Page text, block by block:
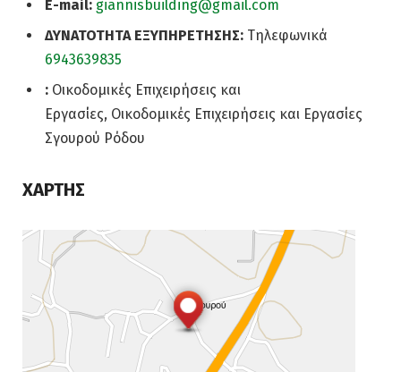
E-mail: giannisbuilding@gmail.com
ΔΥΝΑΤΟΤΗΤΑ ΕΞΥΠΗΡΕΤΗΣΗΣ: Τηλεφωνικά
6943639835
: Οικοδομικές Επιχειρήσεις και
Εργασίες, Οικοδομικές Επιχειρήσεις και Εργασίες
Σγουρού Ρόδου
ΧΑΡΤΗΣ